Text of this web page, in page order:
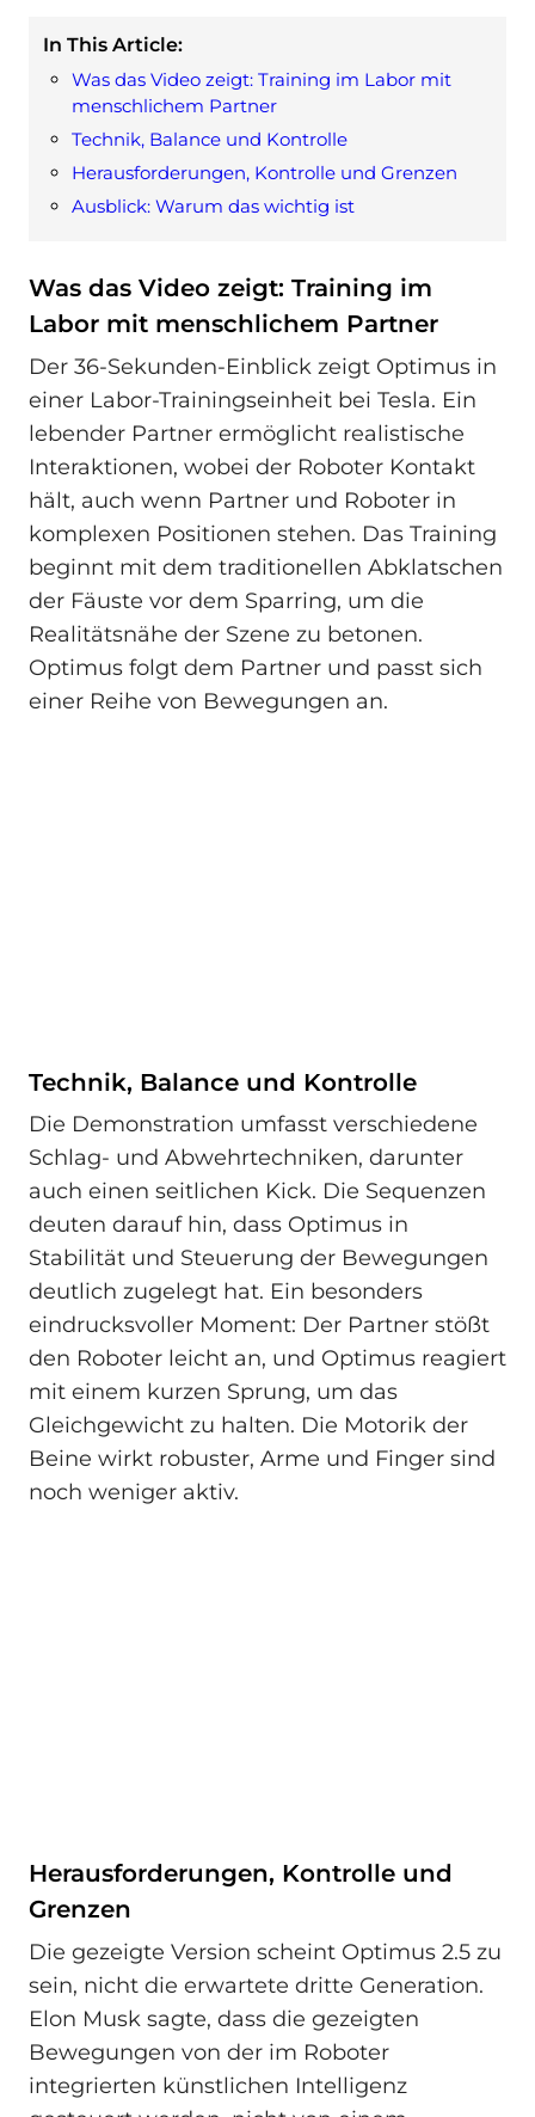
In This Article:
Was das Video zeigt: Training im Labor mit
menschlichem Partner
Technik, Balance und Kontrolle
Herausforderungen, Kontrolle und Grenzen
Ausblick: Warum das wichtig ist
Was das Video zeigt: Training im
Labor mit menschlichem Partner
Der 36-Sekunden-Einblick zeigt Optimus in
einer Labor-Trainingseinheit bei Tesla. Ein
lebender Partner ermöglicht realistische
Interaktionen, wobei der Roboter Kontakt
hält, auch wenn Partner und Roboter in
komplexen Positionen stehen. Das Training
beginnt mit dem traditionellen Abklatschen
der Fäuste vor dem Sparring, um die
Realitätsnähe der Szene zu betonen.
Optimus folgt dem Partner und passt sich
einer Reihe von Bewegungen an.
Technik, Balance und Kontrolle
Die Demonstration umfasst verschiedene
Schlag- und Abwehrtechniken, darunter
auch einen seitlichen Kick. Die Sequenzen
deuten darauf hin, dass Optimus in
Stabilität und Steuerung der Bewegungen
deutlich zugelegt hat. Ein besonders
eindrucksvoller Moment: Der Partner stößt
den Roboter leicht an, und Optimus reagiert
mit einem kurzen Sprung, um das
Gleichgewicht zu halten. Die Motorik der
Beine wirkt robuster, Arme und Finger sind
noch weniger aktiv.
Herausforderungen, Kontrolle und
Grenzen
Die gezeigte Version scheint Optimus 2.5 zu
sein, nicht die erwartete dritte Generation.
Elon Musk sagte, dass die gezeigten
Bewegungen von der im Roboter
integrierten künstlichen Intelligenz